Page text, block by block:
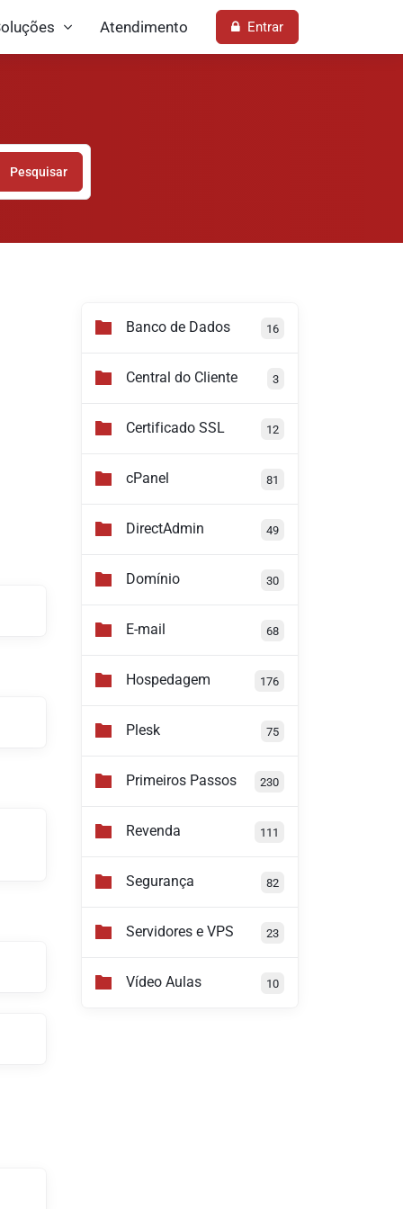
Atendimento Entrar
Pesquisar
Banco de Dados 16
Central do Cliente 3
Certificado SSL 12
cPanel 81
DirectAdmin 49
Domínio 30
E-mail 68
Hospedagem 176
Plesk 75
Primeiros Passos 230
Revenda 111
Segurança 82
Servidores e VPS 23
Vídeo Aulas 10